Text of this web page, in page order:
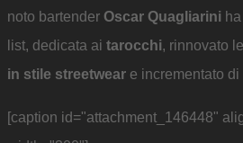
noto bartender Oscar Quagliarini
list, dedicata ai tarocchi, rinnovato le
in stile streetwear e incrementato
[caption id="attachment_146448"